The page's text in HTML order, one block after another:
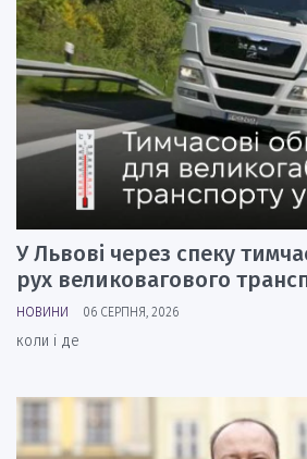
У Львові через спеку
рух великовагового
НОВИНИ 06 СЕРПНЯ, 2026
коли і де